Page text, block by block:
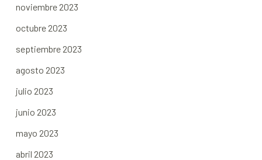
noviembre 2023
octubre 2023
septiembre 2023
agosto 2023
julio 2023
junio 2023
mayo 2023
abril 2023